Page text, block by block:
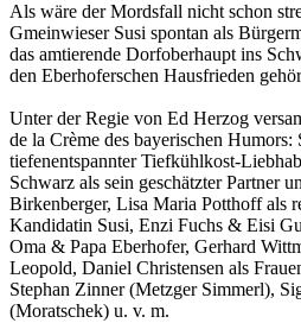
Als wäre der Mordsfall nicht schon
Gmeinwieser Susi spontan als
das amtierende Dorfoberhaupt ins
den Eberhoferschen Hausfrieden
Unter der Regie von Ed Herzog
de la Crème des bayerischen Humors:
tiefenentspannter Tiefkühlkost-
Schwarz als sein geschätzter Partner
Birkenberger, Lisa Maria Potthoff als
Kandidatin Susi, Enzi Fuchs & Eisi
Oma & Papa Eberhofer, Gerhard
Leopold, Daniel Christensen als
Stephan Zinner (Metzger Simmerl),
(Moratschek) u. v. m.